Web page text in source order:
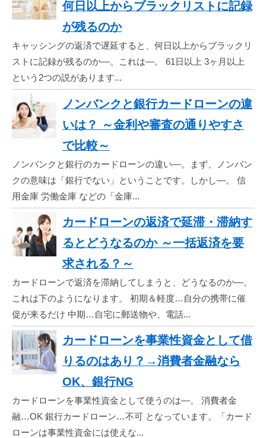
何日以上からブラックリストに記録
が残るのか
キャッシングの返済で遅延すると、何日以上からブラックリ
ストに記録が残るのか―。これは―。 61日以上 3ヶ月以上
という2つの説があります...
ノンバンクと銀行カードローンの違
いは？ ～金利や審査の通りやすさ
で比較～
ノンバンクと銀行のカードローンの違い―。まず、ノンバン
クの意味は「銀行でない」ということです。しかし―。 信
用金庫 労働金庫 などの「金庫...
カードローンの返済で延滞・滞納す
るとどうなるのか ～一括返済を要
求される？～
カードローンで返済を滞納してしまうと、どうなるのか―。
これは下のようになります。 初期＆軽度…自分の携帯に催
促が来るだけ 中期…自宅に郵送物や、電話...
カードローンを事業性資金として借
りるのはあり？→消費者金融なら
OK、銀行NG
カードローンを事業性資金として使うのは―。 消費者金
融…OK 銀行カードローン…不可 となっています。「カード
ローンは事業性資金には使えな...